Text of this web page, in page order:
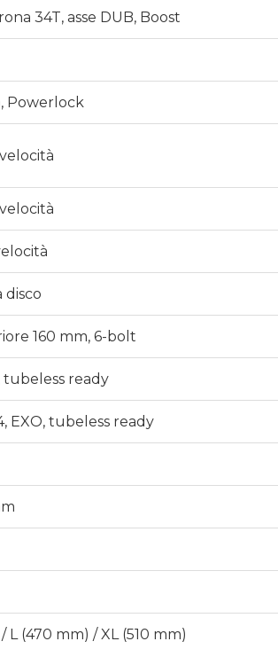
34T, asse DUB, Boost
Powerlock
disco
160 mm, 6-bolt
tubeless ready
EXO, tubeless ready
(470 mm) / XL (510 mm)